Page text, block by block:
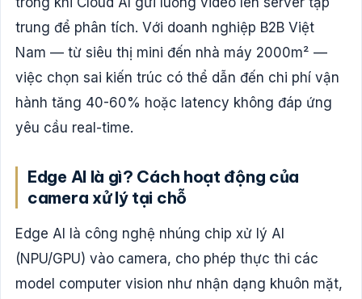
trung để phân tích. Với doanh nghiệp B2B Việt
Nam — từ siêu thị mini đến nhà máy 2000m² —
việc chọn sai kiến trúc có thể dẫn đến chi phí vận
hành tăng 40-60% hoặc latency không đáp ứng
yêu cầu real-time.
Edge AI là gì? Cách hoạt động của
camera xử lý tại chỗ
Edge AI là công nghệ nhúng chip xử lý AI
(NPU/GPU) vào camera, cho phép thực thi các
model computer vision như nhận dạng khuôn mặt,